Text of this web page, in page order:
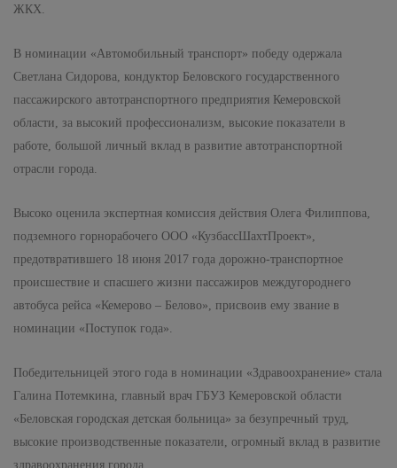
ЖКХ.
В номинации «Автомобильный транспорт» победу одержала
Светлана Сидорова, кондуктор Беловского государственного
пассажирского автотранспортного предприятия Кемеровской
области, за высокий профессионализм, высокие показатели в
работе, большой личный вклад в развитие автотранспортной
отрасли города.
Высоко оценила экспертная комиссия действия Олега Филиппова,
подземного горнорабочего ООО «КузбассШахтПроект»,
предотвратившего 18 июня 2017 года дорожно-транспортное
происшествие и спасшего жизни пассажиров междугороднего
автобуса рейса «Кемерово – Белово», присвоив ему звание в
номинации «Поступок года».
Победительницей этого года в номинации «Здравоохранение» стала
Галина Потемкина, главный врач ГБУЗ Кемеровской области
«Беловская городская детская больница» за безупречный труд,
высокие производственные показатели, огромный вклад в развитие
здравоохранения города.